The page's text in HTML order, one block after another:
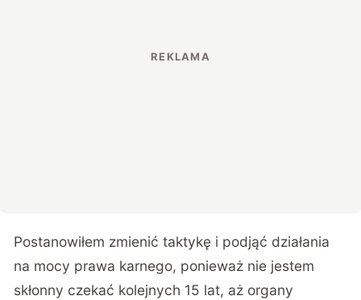
Postanowiłem zmienić taktykę i podjąć działania
na mocy prawa karnego, ponieważ nie jestem
skłonny czekać kolejnych 15 lat, aż organy